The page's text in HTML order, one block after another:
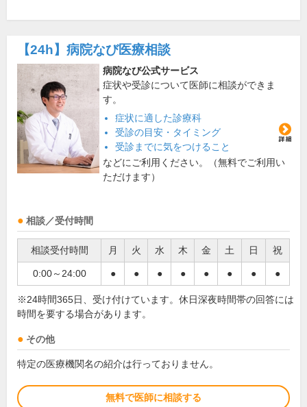
【24h】 病院なび医療相談
病院なび公式サービス
症状や受診について医師に相談ができま
す。
症状に適した診療科
受診の目安・タイミング
受診までに気をつけること
などにご利用ください。（無料でご利用い
ただけます）
相談／受付時間
相談受付時間 月 火 水 木 金 土 日 祝
0:00～24:00 ● ● ● ● ● ● ● ●
※24時間365日、受け付けています。休日深夜時間帯の回答には
時間を要する場合があります。
その他
特定の医療機関名の紹介は行っておりません。
無料で医師に相談する